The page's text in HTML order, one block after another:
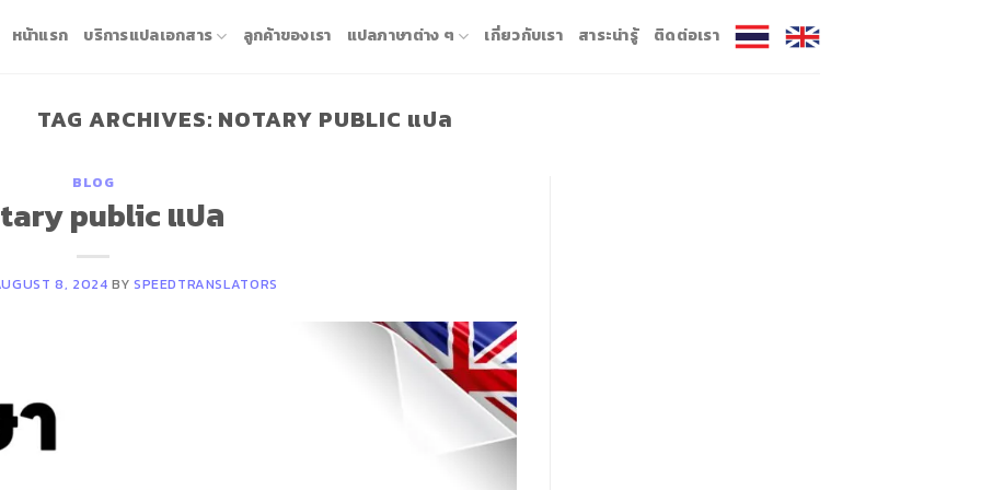
หน้าแรก บริการแปลเอกสาร ลูกค้าของเรา แปลภาษาต่าง ๆ เกี่ยวกับเรา สาระน่ารู้ ติดต่อเรา
TAG ARCHIVES: NOTARY PUBLIC แปล
BLOG
public แปล
8, 2024 BY SPEEDTRANSLATORS